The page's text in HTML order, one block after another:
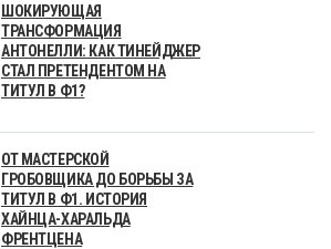
ШОКИРУЮЩАЯ
ТРАНСФОРМАЦИЯ
АНТОНЕЛЛИ: КАК ТИНЕЙДЖЕР
СТАЛ ПРЕТЕНДЕНТОМ НА
ТИТУЛ В Ф1?
ОТ МАСТЕРСКОЙ
ГРОБОВЩИКА ДО БОРЬБЫ ЗА
ТИТУЛ В Ф1. ИСТОРИЯ
ХАЙНЦА-ХАРАЛЬДА
ФРЕНТЦЕНА